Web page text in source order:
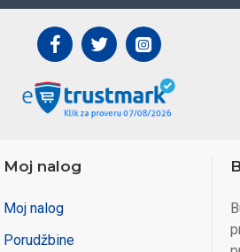
Moj nalog
Moj nalog
Porudžbine